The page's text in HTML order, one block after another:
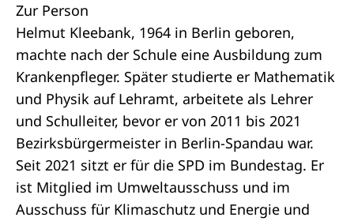
Zur Person
Helmut Kleebank, 1964 in Berlin geboren,
machte nach der Schule eine Ausbildung zum
Krankenpfleger. Später studierte er Mathematik
und Physik auf Lehramt, arbeitete als Lehrer
und Schulleiter, bevor er von 2011 bis 2021
Bezirksbürgermeister in Berlin-Spandau war.
Seit 2021 sitzt er für die SPD im Bundestag. Er
ist Mitglied im Umweltausschuss und im
Ausschuss für Klimaschutz und Energie und